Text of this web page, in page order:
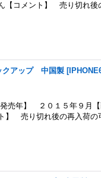
【コメント】 売り切れ後
クアップ 中国製 [
売年】 ２０１５年９月
】 売り切れ後の再入荷の